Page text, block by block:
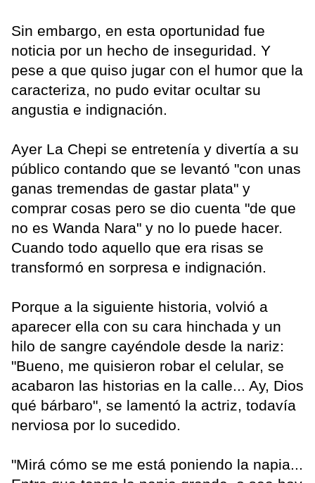
Sin embargo, en esta oportunidad fue
noticia por un hecho de inseguridad. Y
pese a que quiso jugar con el humor que la
caracteriza, no pudo evitar ocultar su
angustia e indignación.
Ayer La Chepi se entretenía y divertía a su
público contando que se levantó "con unas
ganas tremendas de gastar plata" y
comprar cosas pero se dio cuenta "de que
no es Wanda Nara" y no lo puede hacer.
Cuando todo aquello que era risas se
transformó en sorpresa e indignación.
Porque a la siguiente historia, volvió a
aparecer ella con su cara hinchada y un
hilo de sangre cayéndole desde la nariz:
"Bueno, me quisieron robar el celular, se
acabaron las historias en la calle... Ay, Dios
qué bárbaro", se lamentó la actriz, todavía
nerviosa por lo sucedido.
"Mirá cómo se me está poniendo la napia...